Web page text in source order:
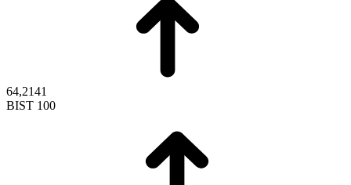
64,2141
BIST 100